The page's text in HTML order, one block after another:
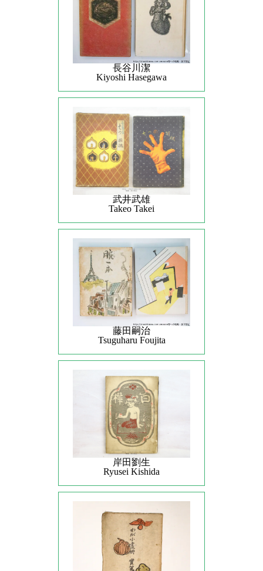
長谷川潔
Kiyoshi Hasegawa
武井武雄
Takeo Takei
藤田嗣治
Tsuguharu Foujita
岸田劉生
Ryusei Kishida